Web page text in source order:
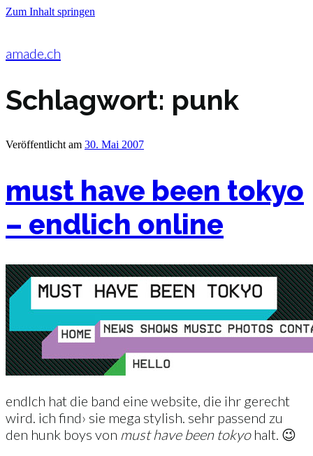
Zum Inhalt springen
amade.ch
Schlagwort: punk
Veröffentlicht am 30. Mai 2007
must have been tokyo
– endlich online
endlch hat die band eine website, die ihr gerecht
wird. ich find› sie mega stylish. sehr passend zu
den hunk boys von must have been tokyo halt. 😉